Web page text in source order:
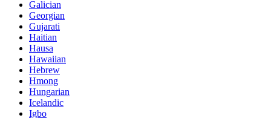
Galician
Georgian
Gujarati
Haitian
Hausa
Hawaiian
Hebrew
Hmong
Hungarian
Icelandic
Igbo